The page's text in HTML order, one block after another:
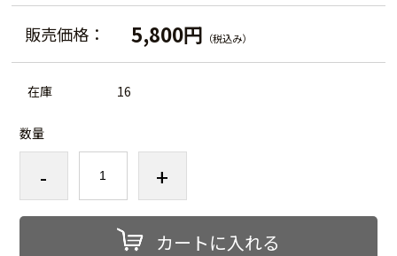
販売価格： 5,800円 （税込み）
在庫 16
数量
- +
カートに入れる